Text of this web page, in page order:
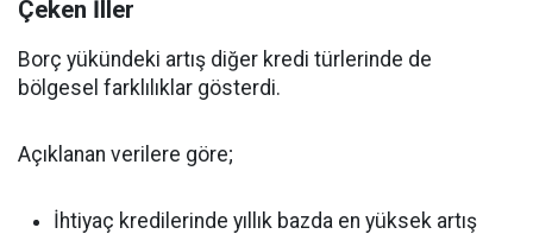
Çeken İller
Borç yükündeki artış diğer kredi türlerinde de
bölgesel farklılıklar gösterdi.
Açıklanan verilere göre;
İhtiyaç kredilerinde yıllık bazda en yüksek artış